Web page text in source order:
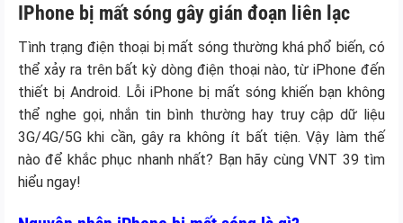
IPhone bị mất sóng gây gián đoạn liên lạc
Tình trạng điện thoại bị mất sóng thường khá phổ biến, có
thể xảy ra trên bất kỳ dòng điện thoại nào, từ iPhone đến
thiết bị Android. Lỗi iPhone bị mất sóng khiến bạn không
thể nghe gọi, nhắn tin bình thường hay truy cập dữ liệu
3G/4G/5G khi cần, gây ra không ít bất tiện. Vậy làm thế
nào để khắc phục nhanh nhất? Bạn hãy cùng VNT 39 tìm
hiểu ngay!